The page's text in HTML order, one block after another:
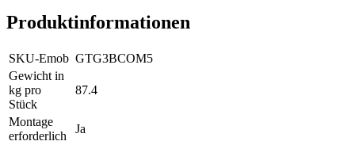
Produktinformationen
SKU-Emob GTG3BCOM5
Gewicht in
kg pro
Stück
87.4
Montage
erforderlich
Ja